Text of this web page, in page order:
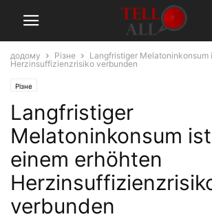
додому Різне
Langfristiger Melatoninkonsum
Herzinsuffizienzrisiko verbunden
Різне
Langfristiger
Melatoninkonsum
einem erhöhten
verbunden